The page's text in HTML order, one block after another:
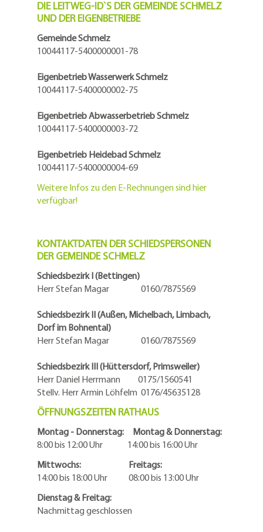
DIE LEITWEG-ID`S DER GEMEINDE SCHMELZ
UND DER EIGENBETRIEBE
Gemeinde Schmelz
10044117-5400000001-78
Eigenbetrieb Wasserwerk Schmelz
10044117-5400000002-75
Eigenbetrieb Abwasserbetrieb Schmelz
10044117-5400000003-72
Eigenbetrieb Heidebad Schmelz
10044117-5400000004-69
Weitere Infos zu den E-Rechnungen sind hier
verfügbar!
KONTAKTDATEN DER SCHIEDSPERSONEN
DER GEMEINDE SCHMELZ
Schiedsbezirk I (Bettingen)
Herr Stefan Magar 0160/7875569
Schiedsbezirk II (Außen, Michelbach, Limbach,
Dorf im Bohnental)
Herr Stefan Magar 0160/7875569
Schiedsbezirk III (Hüttersdorf, Primsweiler)
Herr Daniel Herrmann 0175/1560541
Stellv. Herr Armin Löhfelm 0176/45635128
ÖFFNUNGSZEITEN RATHAUS
Montag - Donnerstag: Montag & Donnerstag:
8:00 bis 12:00 Uhr 14:00 bis 16:00 Uhr
Mittwochs: Freitags:
14:00 bis 18:00 Uhr 08:00 bis 13:00 Uhr
Dienstag & Freitag:
Nachmittag geschlossen